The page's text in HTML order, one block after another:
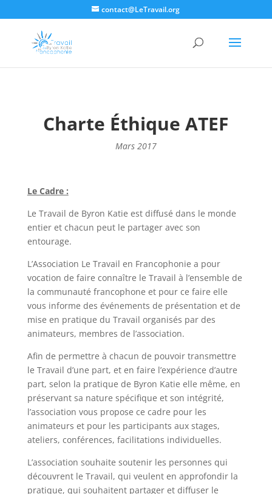
contact@LeTravail.org
Charte Éthique ATEF
Mars 2017
Le Cadre :
Le Travail de Byron Katie est diffusé dans le monde
entier et chacun peut le partager avec son
entourage.
L’Association Le Travail en Francophonie a pour
vocation de faire connaître le Travail à l’ensemble de
la communauté francophone et pour ce faire elle
vous informe des événements de présentation et de
mise en pratique du Travail organisés par des
animateurs, membres de l’association.
Afin de permettre à chacun de pouvoir transmettre
le Travail d’une part, et en faire l’expérience d’autre
part, selon la pratique de Byron Katie elle même, en
préservant sa nature spécifique et son intégrité,
l’association vous propose ce cadre pour les
animateurs et pour les participants aux stages,
ateliers, conférences, facilitations individuelles.
L’association souhaite soutenir les personnes qui
découvrent le Travail, qui veulent en approfondir la
pratique, qui souhaitent partager et diffuser le